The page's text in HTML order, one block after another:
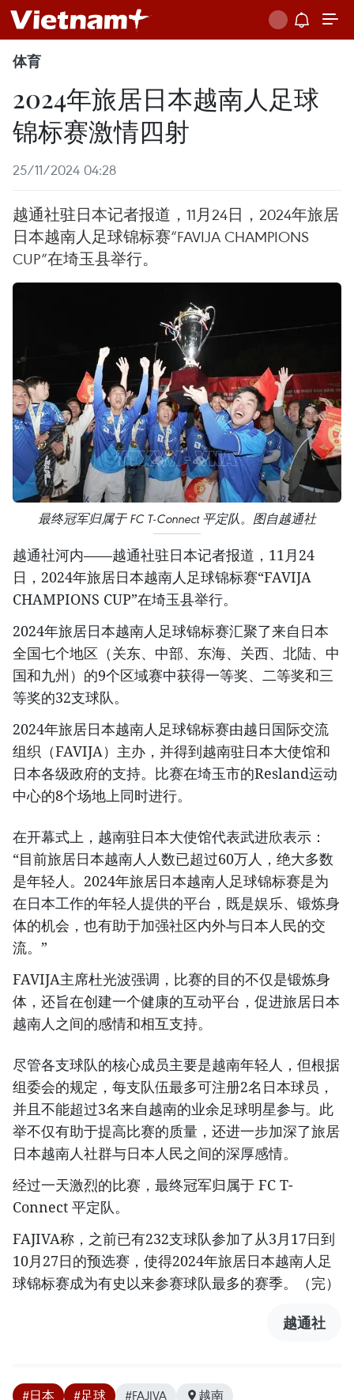
体育
2024年旅居日本越南人足球
锦标赛激情四射
25/11/2024 04:28
越通社驻日本记者报道，11月24日，2024年旅居
日本越南人足球锦标赛“FAVIJA CHAMPIONS
CUP”在埼玉县举行。
最终冠军归属于 FC T-Connect 平定队。图自越通社
越通社河内——越通社驻日本记者报道，11月24
日，2024年旅居日本越南人足球锦标赛“FAVIJA
CHAMPIONS CUP”在埼玉县举行。
2024年旅居日本越南人足球锦标赛汇聚了来自日本
全国七个地区（关东、中部、东海、关西、北陆、中
国和九州）的9个区域赛中获得一等奖、二等奖和三
等奖的32支球队。
2024年旅居日本越南人足球锦标赛由越日国际交流
组织（FAVIJA）主办，并得到越南驻日本大使馆和
日本各级政府的支持。比赛在埼玉市的Resland运动
中心的8个场地上同时进行。
在开幕式上，越南驻日本大使馆代表武进欣表示：
“目前旅居日本越南人人数已超过60万人，绝大多数
是年轻人。2024年旅居日本越南人足球锦标赛是为
在日本工作的年轻人提供的平台，既是娱乐、锻炼身
体的机会，也有助于加强社区内外与日本人民的交
流。”
FAVIJA主席杜光波强调，比赛的目的不仅是锻炼身
体，还旨在创建一个健康的互动平台，促进旅居日本
越南人之间的感情和相互支持。
尽管各支球队的核心成员主要是越南年轻人，但根据
组委会的规定，每支队伍最多可注册2名日本球员，
并且不能超过3名来自越南的业余足球明星参与。此
举不仅有助于提高比赛的质量，还进一步加深了旅居
日本越南人社群与日本人民之间的深厚感情。
经过一天激烈的比赛，最终冠军归属于 FC T-
Connect 平定队。
FAJIVA称，之前已有232支球队参加了从3月17日到
10月27日的预选赛，使得2024年旅居日本越南人足
球锦标赛成为有史以来参赛球队最多的赛季。（完）
越通社
#日本 #足球 #FAJIVA 越南